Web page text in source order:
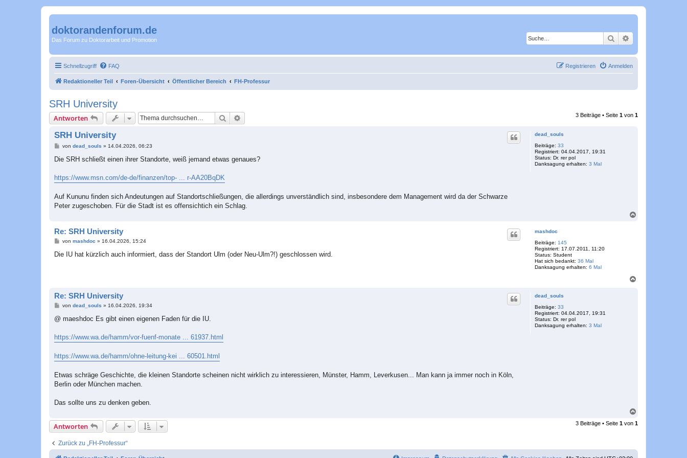
doktorandenforum.de
Das Forum zu Doktorarbeit und Promotion Suche
Schnellzugriff FAQ Anmelden
Registrieren
Redaktioneller Teil Foren-Übersicht Öffentlicher Bereich FH-Professur
SRH University
Antworten Suche 3 Beiträge • Seite 1 von 1
dead_souls
Beiträge: 33
Registriert: 04.04.2017, 19:31
Status: Dr. rer pol
Danksagung erhalten: 3 Mal
SRH University
B
i
a
g
von dead_souls » 14.04.2026, 06:23
Die SRH schließt einen ihrer Standorte, weiß jemand etwas genaues?
https://www.msn.com/de-de/finanzen/top- ... r-AA20BqDK
Auf Kununu finden sich Andeutungen auf Standortschließungen, die allerdings unverständlich sind, insbesondere dem Management wird da der Schwarze
Peter zugeschoben. Für die Stadt ist es offensichtich ein Schlag.
mashdoc
Beiträge: 145
Registriert: 17.07.2011, 11:20
Status: Student
Hat sich bedankt: 36 Mal
Danksagung erhalten: 6 Mal
Re: SRH University
B
i
von mashdoc » 16.04.2026, 15:24
Die IU hat kürzlich auch informiert, dass der Standort Ulm (oder Neu-Ulm?!) geschlossen wird.
dead_souls
Beiträge: 33
Registriert: 04.04.2017, 19:31
Status: Dr. rer pol
Danksagung erhalten: 3 Mal
Re: SRH University
B
i
a
g
von dead_souls » 16.04.2026, 19:34
@ maeshdoc Es gibt einen eigenen Faden für die IU.
https://www.wa.de/hamm/vor-fuenf-monate ... 61937.html
https://www.wa.de/hamm/ohne-leitung-kei ... 60501.html
Etwas schräge Geschichte, die kleinen Standorte scheinen nicht wirklich zu interessieren, Münster, Hamm, Leverkusen... Man kann ja immer noch in Köln,
Berlin oder München machen.
Das sollte uns zu denken geben.
c
Antworten 3 Beiträge • Seite 1 von 1
Zurück zu „FH-Professur“